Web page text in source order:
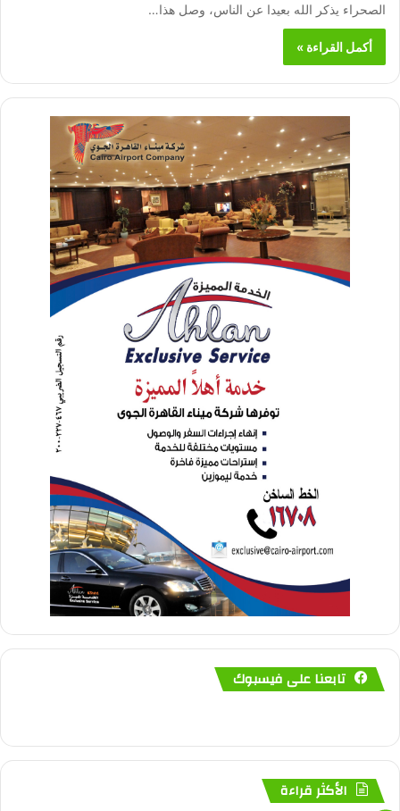
الصحراء يذكر الله بعيدا عن الناس، وصل هذا…
أكمل القراءة »
تابعنا على فيسبوك
الأكثر قراءة